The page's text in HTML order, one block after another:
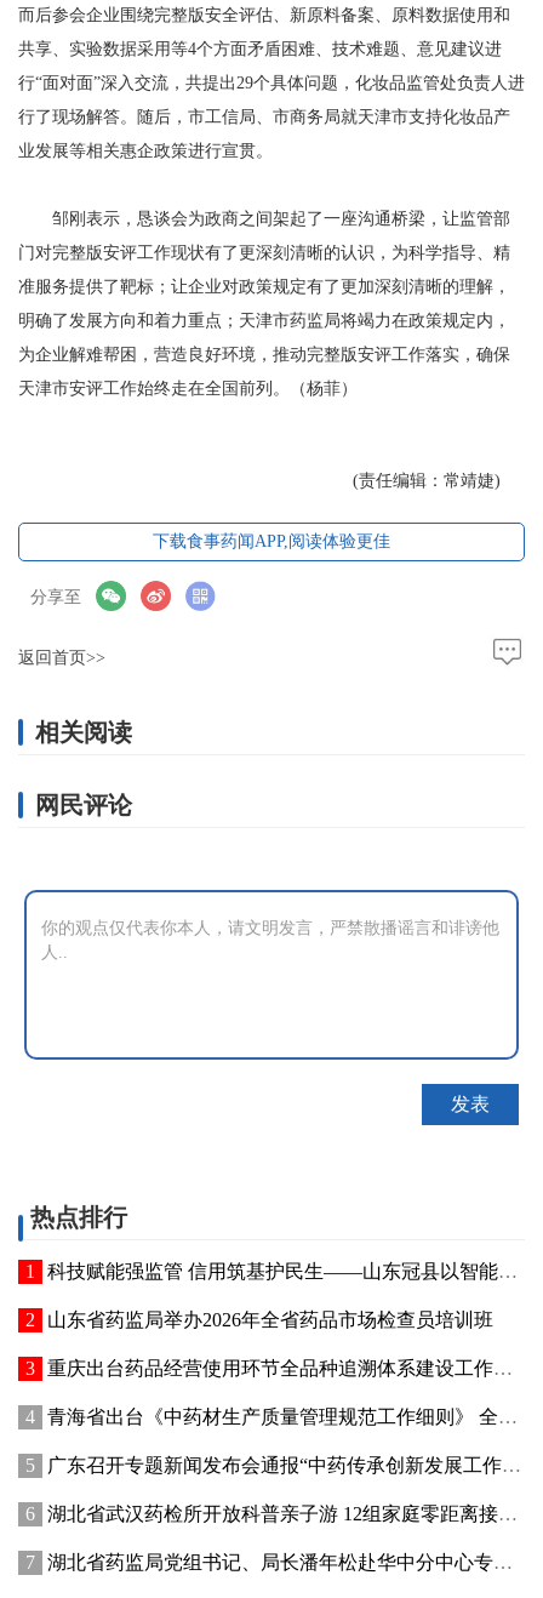
而后参会企业围绕完整版安全评估、新原料备案、原料数据使用和
共享、实验数据采用等4个方面矛盾困难、技术难题、意见建议进
行“面对面”深入交流，共提出29个具体问题，化妆品监管处负责人进
行了现场解答。随后，市工信局、市商务局就天津市支持化妆品产
业发展等相关惠企政策进行宣贯。
邹刚表示，恳谈会为政商之间架起了一座沟通桥梁，让监管部
门对完整版安评工作现状有了更深刻清晰的认识，为科学指导、精
准服务提供了靶标；让企业对政策规定有了更加深刻清晰的理解，
明确了发展方向和着力重点；天津市药监局将竭力在政策规定内，
为企业解难帮困，营造良好环境，推动完整版安评工作落实，确保
天津市安评工作始终走在全国前列。（杨菲）
(责任编辑：常靖婕)
下载食事药闻APP,阅读体验更佳
分享至
返回首页>>
相关阅读
网民评论
热点排行
科技赋能强监管 信用筑基护民生——山东冠县以智能管控提质“两定机构”医保服务能力
山东省药监局举办2026年全省药品市场检查员培训班
重庆出台药品经营使用环节全品种追溯体系建设工作方案
青海省出台《中药材生产质量管理规范工作细则》 全面强化中药材质量源头管控
广东召开专题新闻发布会通报“中药传承创新发展工作成效”
湖北省武汉药检所开放科普亲子游 12组家庭零距离接触药品检验
湖北省药监局党组书记、局长潘年松赴华中分中心专题调研全面从严治党工作 强调以高质量党建引领药监事业行稳致远